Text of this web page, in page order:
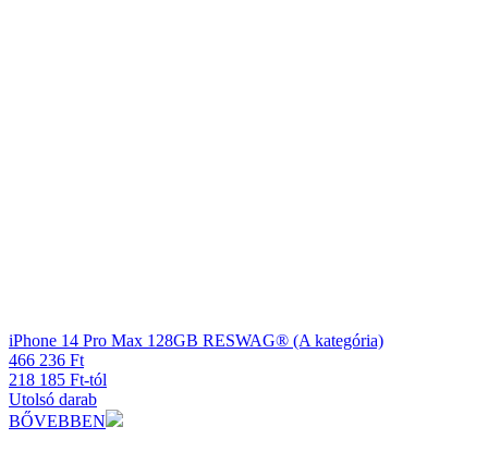
iPhone 14 Pro Max 128GB RESWAG® (A kategória)
466 236 Ft
218 185 Ft-tól
Utolsó darab
BŐVEBBEN